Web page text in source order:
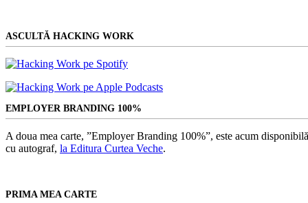
ASCULTĂ HACKING WORK
EMPLOYER BRANDING 100%
A doua mea carte, ”Employer Branding 100%”, este acum
cu autograf, la Editura Curtea Veche.
PRIMA MEA CARTE